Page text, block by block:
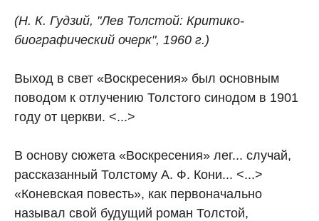
(Н. К. Гудзий, "Лев Толстой: Критико-
биографический очерк", 1960 г.)
Выход в свет «Воскресения» был основным
поводом к отлучению Толстого синодом в 1901
году от церкви. <...>
В основу сюжета «Воскресения» лег... случай,
рассказанный Толстому А. Ф. Кони... <...>
«Коневская повесть», как первоначально
называл свой будущий роман Толстой,